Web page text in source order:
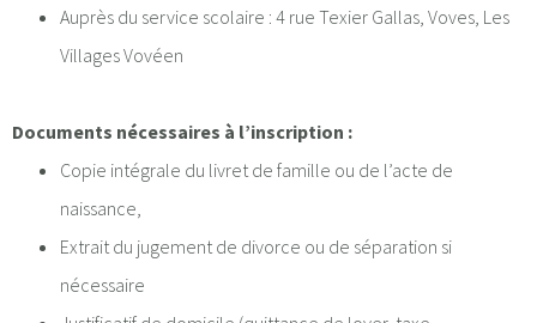
Auprès du service scolaire : 4 rue Texier Gallas, Voves, Les
Villages Vovéen
Documents nécessaires à l’inscription :
Copie intégrale du livret de famille ou de l’acte de
naissance,
Extrait du jugement de divorce ou de séparation si
nécessaire